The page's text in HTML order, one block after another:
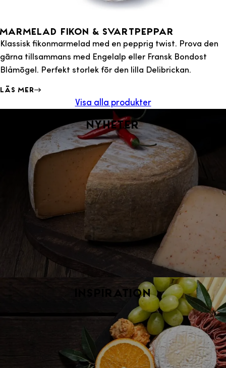
Marmelad Fikon & Svartpeppar
Klassisk fikonmarmelad med en pepprig twist. Prova den
gärna tillsammans med Engelalp eller Fransk Bondost
Blåmögel. Perfekt storlek för den lilla Delibrickan.
Läs mer
Visa alla produkter
Nyheter
Inspiration